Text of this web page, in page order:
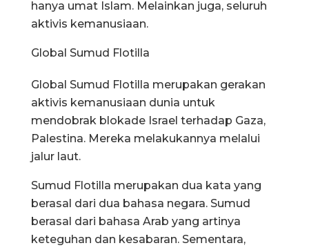
hanya umat Islam. Melainkan juga, seluruh
aktivis kemanusiaan.
Global Sumud Flotilla
Global Sumud Flotilla merupakan gerakan
aktivis kemanusiaan dunia untuk
mendobrak blokade Israel terhadap Gaza,
Palestina. Mereka melakukannya melalui
jalur laut.
Sumud Flotilla merupakan dua kata yang
berasal dari dua bahasa negara. Sumud
berasal dari bahasa Arab yang artinya
keteguhan dan kesabaran. Sementara,